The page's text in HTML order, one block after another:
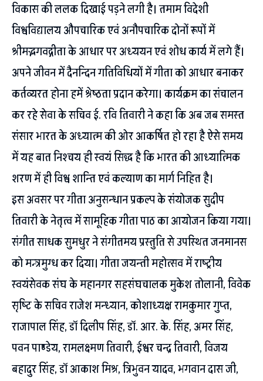
विकास की ललक दिखाई पड़ने लगी है। तमाम विदेशी
विश्वविद्यालय औपचारिक एवं अनौपचारिक दोनों रूपों में
श्रीमद्भगवद्गीता के आधार पर अध्ययन एवं शोध कार्य में लगे हैं।
अपने जीवन में दैनन्दिन गतिविधियों में गीता को आधार बनाकर
कर्तव्यरत होना हमें श्रेष्ठता प्रदान करेगा। कार्यक्रम का संचालन
कर रहे सेवा के सचिव ई. रवि तिवारी ने कहा कि अब जब समस्त
संसार भारत के अध्यात्म की ओर आकर्षित हो रहा है ऐसे समय
में यह बात निश्चय ही स्वयं सिद्ध है कि भारत की आध्यात्मिक
शरण में ही विश्व शान्ति एवं कल्याण का मार्ग निहित है।
इस अवसर पर गीता अनुसन्धान प्रकल्प के संयोजक सुदीप
तिवारी के नेतृत्व में सामूहिक गीता पाठ का आयोजन किया गया।
संगीत साधक सुमधुर ने संगीतमय प्रस्तुति से उपस्थित जनमानस
को मन्त्रमुग्ध कर दिया। गीता जयन्ती महोत्सव में राष्ट्रीय
स्वयंसेवक संघ के महानगर सहसंघचालक मुकेश तोलानी, विवेक
सृष्टि के सचिव राजेश मन्ध्यान, कोशाध्यक्ष रामकुमार गुप्त,
राजापाल सिंह, डॉ दिलीप सिंह, डॉ. आर. के. सिंह, अमर सिंह,
पवन पाण्डेय, रामलक्ष्मण तिवारी, ईश्वर चन्द्र तिवारी, विजय
बहादुर सिंह, डॉ आकाश मिश्र, त्रिभुवन यादव, भगवान दास जी,